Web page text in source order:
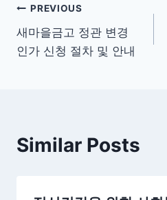
글
탐
PREVIOUS
새마을금고 정관 변경
인가 신청 절차 및 안내
Similar Posts